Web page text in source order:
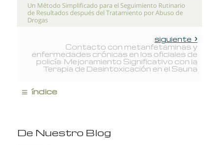
Un Método Simplificado para el Seguimiento Rutinario
de Resultados después del Tratamiento por Abuso de
Drogas
siguiente
Contacto con metanfetaminas y
enfermedades crónicas en los oficiales de
policía: Mejoramiento Significativo con la
Terapia de Desintoxicación en el Sauna
≡ índice
De Nuestro Blog